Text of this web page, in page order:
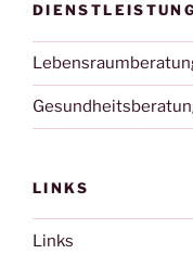
LINKS
Links